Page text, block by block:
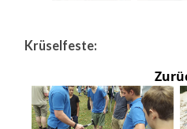
Krüselfeste: